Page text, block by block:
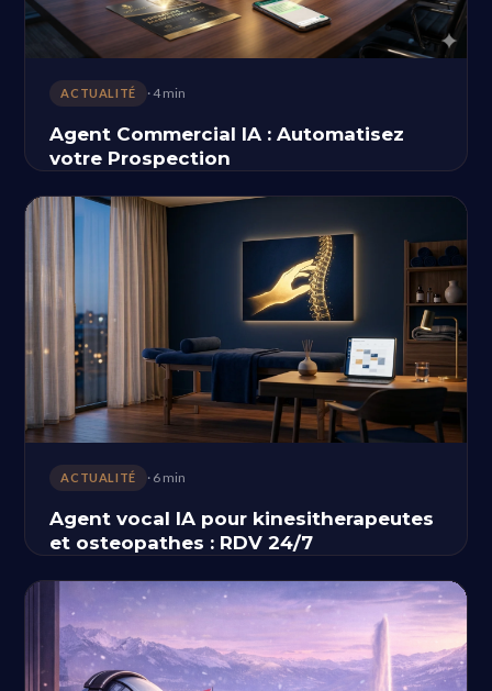
ACTUALITÉ · 4 min
Agent Commercial IA : Automatisez
votre Prospection
ACTUALITÉ · 6 min
Agent vocal IA pour kinesitherapeutes
et osteopathes : RDV 24/7